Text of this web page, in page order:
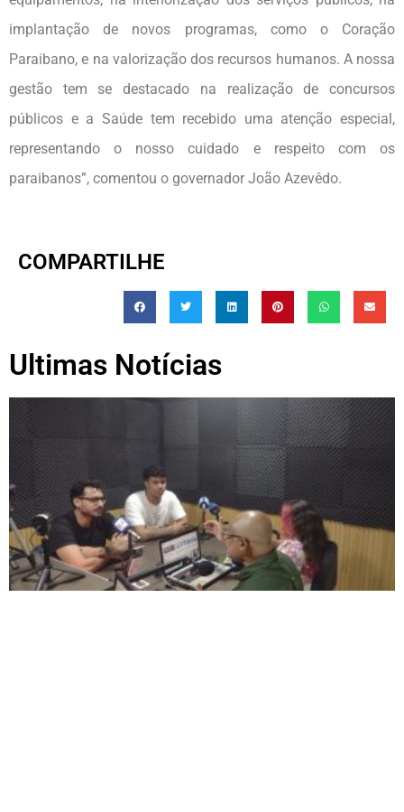
implantação de novos programas, como o Coração
Paraibano, e na valorização dos recursos humanos. A nossa
gestão tem se destacado na realização de concursos
públicos e a Saúde tem recebido uma atenção especial,
representando o nosso cuidado e respeito com os
paraibanos”, comentou o governador João Azevêdo.
COMPARTILHE
Ultimas Notícias